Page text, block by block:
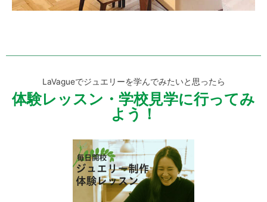
LaVagueでジュエリーを学んでみたいと思ったら
体験レッスン・学校見学に行ってみ
よう！